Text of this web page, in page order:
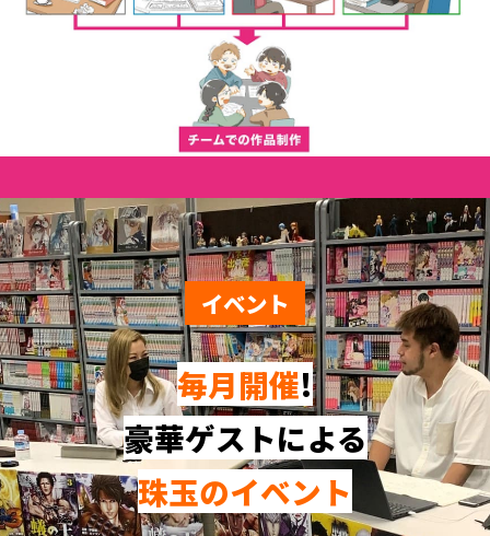
イベント
毎月開催!
豪華ゲストによる
珠玉のイベント